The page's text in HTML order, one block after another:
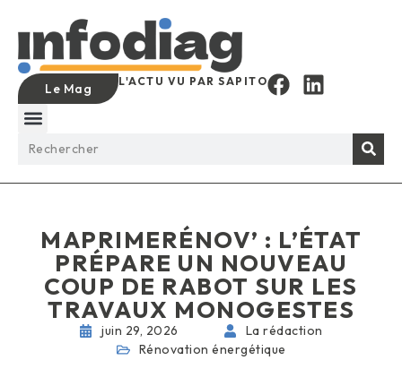
Le Mag L'ACTU VU PAR SAPITO
MAPRIMERÉNOV’ : L’ÉTAT
PRÉPARE UN NOUVEAU
COUP DE RABOT SUR LES
TRAVAUX MONOGESTES
juin 29, 2026
La rédaction
Rénovation énergétique